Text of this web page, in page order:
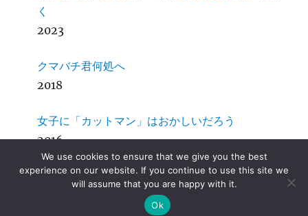
く
2023
クマバチ君何処へ
2018
女子に「カットマン」はおかしいだろう
2016
SDCC + MPLab X その４ Mac OS X
We use cookies to ensure that we give you the best
experience on our website. If you continue to use this site we
will assume that you are happy with it.
Ok